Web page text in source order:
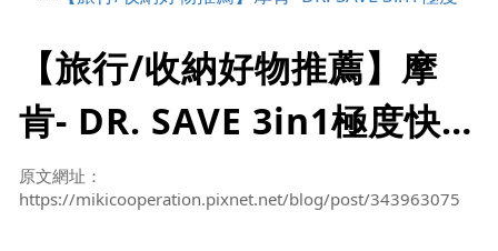
衣物為主
如果有一個產品能兼具充氣與抽氣功能的話，想必一定能造福
不少家庭
今天要和大家開箱的產品就是【摩肯】最新所推出的迷你充抽
氣機
【旅行/收納好物推薦】摩
肯- DR. SAVE 3in1極度快抽
充氣機9件組：露營旅行換
原文網址：
https://mikicooperation.pixnet.net/blog/post/343963075